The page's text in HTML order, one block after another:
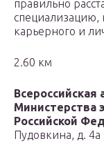
правильно
специализацию,
карьерного и
2.60 км
Министерства
Российской
Пудовкина, д. 4а